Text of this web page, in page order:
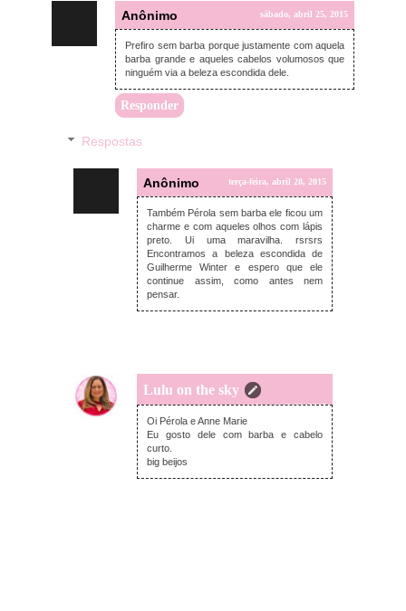
Anônimo sábado, abril 25, 2015
Prefiro sem barba porque justamente com aquela
barba grande e aqueles cabelos volumosos que
ninguém via a beleza escondida dele.
Responder
Respostas
Anônimo terça-feira, abril 28, 2015
Também Pérola sem barba ele ficou um
charme e com aqueles olhos com lápis
preto. Ui uma maravilha. rsrsrs
Encontramos a beleza escondida de
Guilherme Winter e espero que ele
continue assim, como antes nem
pensar.
Lulu on the sky
terça-feira, abril 28, 2015
Oi Pérola e Anne Marie
Eu gosto dele com barba e cabelo
curto.
big beijos